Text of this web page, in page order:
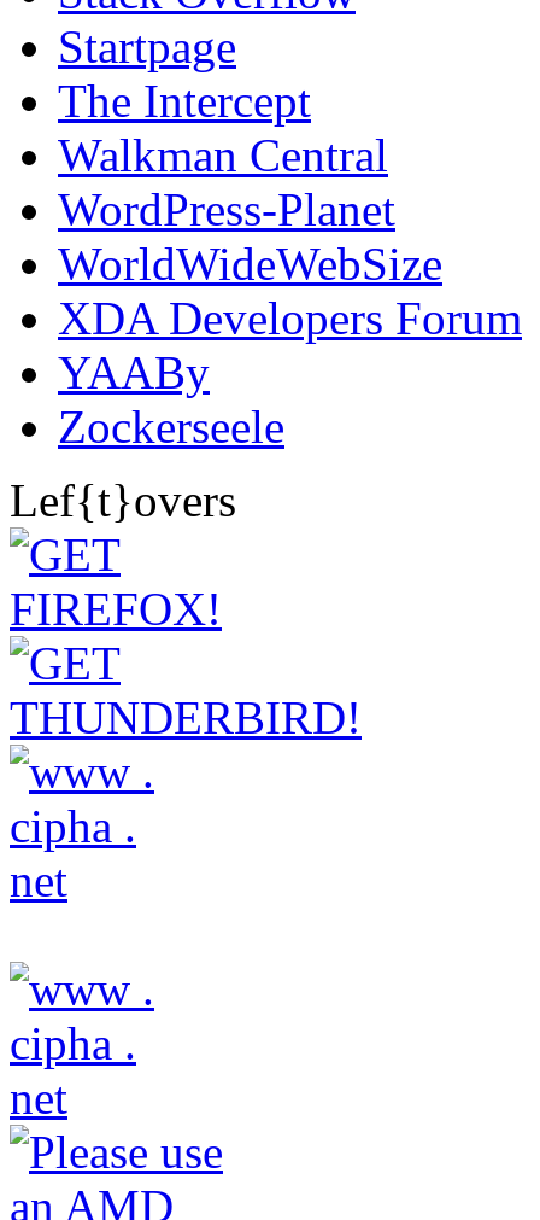
Startpage
The Intercept
Walkman Central
WordPress-Planet
WorldWideWebSize
XDA Developers Forum
YAABy
Zockerseele
Lef{t}overs